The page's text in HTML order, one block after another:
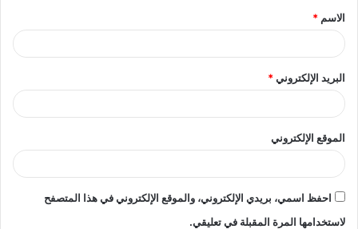
*
الاسم *
البريد الإلكتروني*
الموقع الإلكتروني
احفظ اسمي، بريدي الإلكتروني، والموقع الإلكتروني في هذا المتصفح
لاستخدامها المرة المقبلة في تعليقي.